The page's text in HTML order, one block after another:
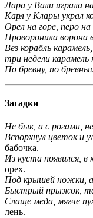
Лара у Вали играла
Карл у Клары украл
Орел на горе, перо на
Проворонила ворона
Вез корабль
три недели карамель
По бревну, по
Загадки
Не бык, а с рогами,
Вспорхнул цветок и
бабочка.
Из куста появился, в
орех.
Под крышей ножки,
Быстрый прыжок,
Слаще меда, мягче
лень.